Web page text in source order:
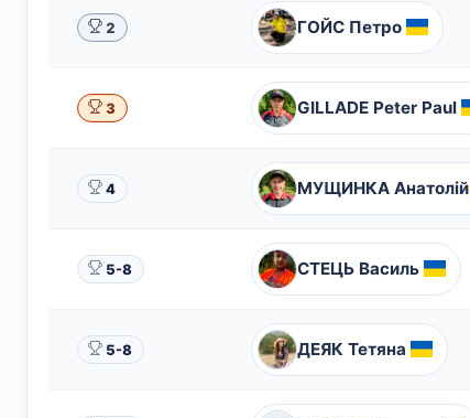
2 ГОЙС Петро
3 GILLADE Peter Paul
4 МУЩИНКА Анатолій
5-8 СТЕЦЬ Василь
5-8 ДЕЯК Тетяна